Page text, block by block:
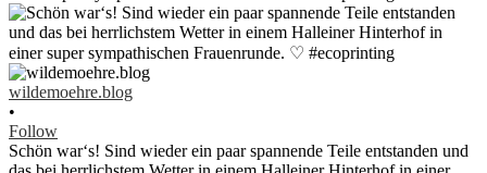
wildemoehre.blog
•
Follow
Schön war‘s! Sind wieder ein paar spannende Teile entstanden und